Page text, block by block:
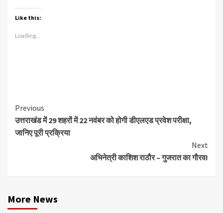
Like this:
Loading...
Continue
Reading
Previous
उत्तराखंड में 29 शहरों में 22 नवंबर को होगी डीएलएड प्रवेश परीक्षा,
जानिए पूरी प्रक्रिया
Next
अभिनेत्री काशिश राठौर – गुजरात का गौरव!
More News